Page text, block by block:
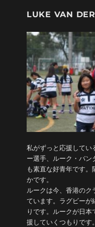
LUKE VAN
私がずっと応援してい
ー選手、ルーク・バン
も素直な好青年です。
かです。
ルークは今、香港のク
ています。ラグビーが
りです。ルークが日
援していくつもりです